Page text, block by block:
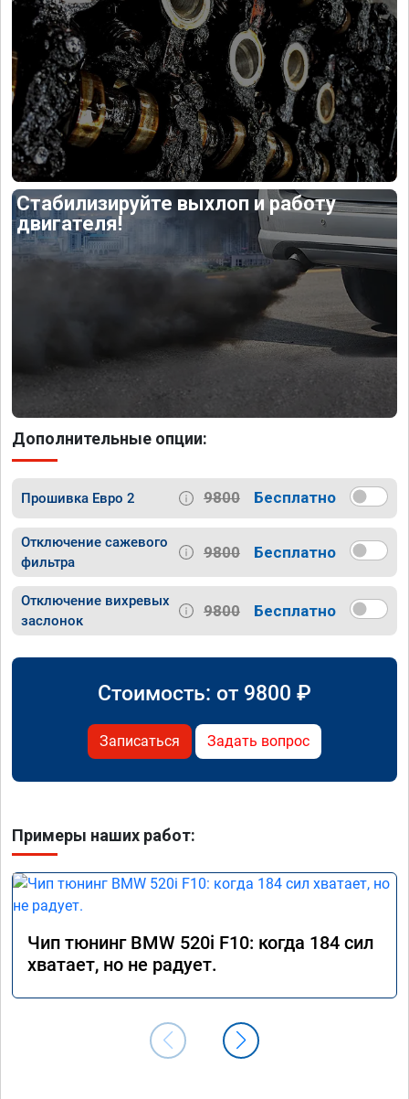
Стабилизируйте выхлоп и работу
двигателя!
Дополнительные опции:
Прошивка Евро 2 9800 Бесплатно
Отключение сажевого
фильтра
9800 Бесплатно
Отключение вихревых
заслонок
9800 Бесплатно
Стоимость: от 9800 ₽
Записаться Задать вопрос
Примеры наших работ:
Чип тюнинг BMW 520i F10: когда 184 сил
хватает, но не радует.